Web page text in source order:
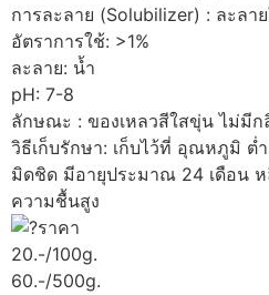
การละลาย (Solubilizer) : ละล
อัตราการใช้: >1%
ละลาย: น้ำ
pH: 7-8
ลักษณะ : ของเหลวสีใสขุ่น ไม่มีก
วิธีเก็บรักษา: เก็บไว้ที่ อุณหภูมิ ต่
มิดชิด มีอายุประมาณ 24 เดือน ห
ความชื้นสูง
ราคา
20.-/100g.
60.-/500g.